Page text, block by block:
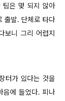
팀은 몇 되지 않아
출발. 단체로 타다
보니 그리 어렵지
터가 있다는 것을
음에 들었다. 피나